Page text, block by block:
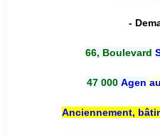
-
66, Boulevard
47 000 Agen
Anciennement,